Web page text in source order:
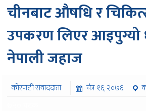
चीनबाट औषधि र
उपकरण लिएर आइपुग्यो
नेपाली जहाज
कोरपाटी संवाददाता चैत्र १६, २०७६